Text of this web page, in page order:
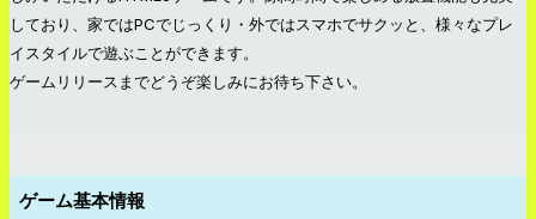
しており、家ではPCでじっくり・外ではスマホでサクッと、様々なプレ
イスタイルで遊ぶことができます。
ゲームリリースまでどうぞ楽しみにお待ち下さい。
ゲーム基本情報